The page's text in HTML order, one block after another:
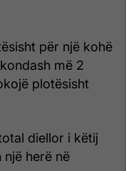
për një kohë
më 2
plotësisht
diellor i këtij
një herë në